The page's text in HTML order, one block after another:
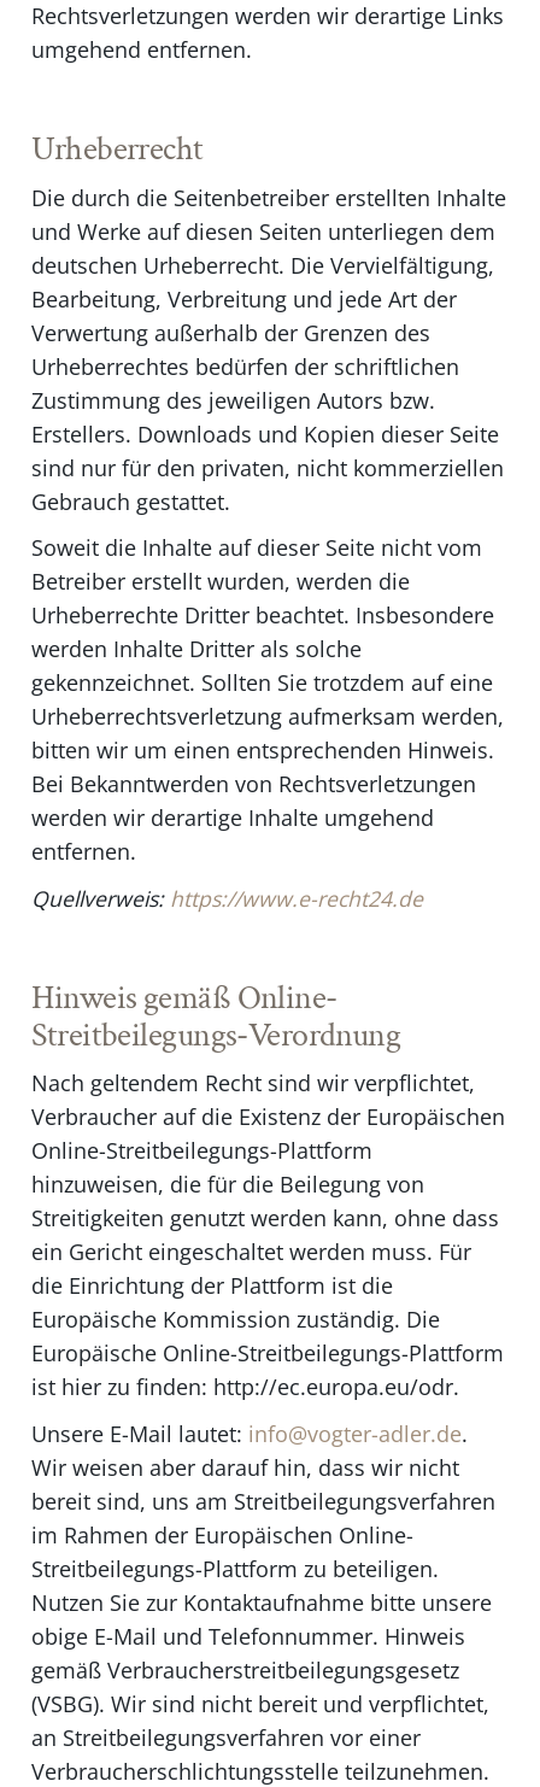
Rechtsverletzungen werden wir derartige Links
umgehend entfernen.
Urheberrecht
Die durch die Seitenbetreiber erstellten Inhalte
und Werke auf diesen Seiten unterliegen dem
deutschen Urheberrecht. Die Vervielfältigung,
Bearbeitung, Verbreitung und jede Art der
Verwertung außerhalb der Grenzen des
Urheberrechtes bedürfen der schriftlichen
Zustimmung des jeweiligen Autors bzw.
Erstellers. Downloads und Kopien dieser Seite
sind nur für den privaten, nicht kommerziellen
Gebrauch gestattet.
Soweit die Inhalte auf dieser Seite nicht vom
Betreiber erstellt wurden, werden die
Urheberrechte Dritter beachtet. Insbesondere
werden Inhalte Dritter als solche
gekennzeichnet. Sollten Sie trotzdem auf eine
Urheberrechtsverletzung aufmerksam werden,
bitten wir um einen entsprechenden Hinweis.
Bei Bekanntwerden von Rechtsverletzungen
werden wir derartige Inhalte umgehend
entfernen.
Quellverweis: https://www.e-recht24.de
Hinweis gemäß Online-
Streitbeilegungs-Verordnung
Nach geltendem Recht sind wir verpflichtet,
Verbraucher auf die Existenz der Europäischen
Online-Streitbeilegungs-Plattform
hinzuweisen, die für die Beilegung von
Streitigkeiten genutzt werden kann, ohne dass
ein Gericht eingeschaltet werden muss. Für
die Einrichtung der Plattform ist die
Europäische Kommission zuständig. Die
Europäische Online-Streitbeilegungs-Plattform
ist hier zu finden: http://ec.europa.eu/odr.
Unsere E-Mail lautet: info@vogter-adler.de.
Wir weisen aber darauf hin, dass wir nicht
bereit sind, uns am Streitbeilegungsverfahren
im Rahmen der Europäischen Online-
Streitbeilegungs-Plattform zu beteiligen.
Nutzen Sie zur Kontaktaufnahme bitte unsere
obige E-Mail und Telefonnummer. Hinweis
gemäß Verbraucherstreitbeilegungsgesetz
(VSBG). Wir sind nicht bereit und verpflichtet,
an Streitbeilegungsverfahren vor einer
Verbraucherschlichtungsstelle teilzunehmen.